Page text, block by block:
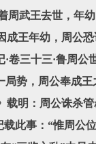
周武王去世，年
王年幼，周公
卷三十三·鲁周
势，周公奉成
明：周公诛杀
此事：“惟周公